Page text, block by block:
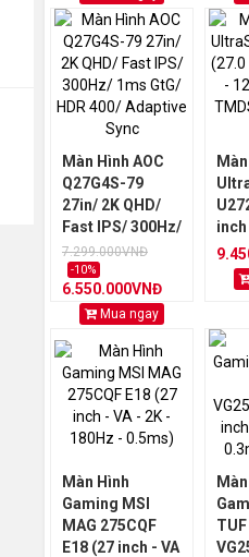
Màn Hình AOC
Q27G4S-79
27in/ 2K QHD/
Fast IPS/ 300Hz/
1ms GtG/ HDR
400/ Adaptive
Sync
7.299.000VNĐ
-10%
6.550.000VNĐ
Mua ngay
inch
Màn Hình
Gaming MSI
MAG 275CQF
E18 (27 inch - VA